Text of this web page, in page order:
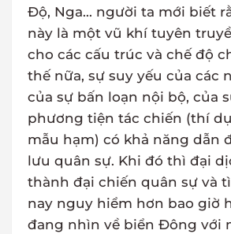
Độ, Nga... người ta mới biết
này là một vũ khí tuyên
cho các cấu trúc và chế độ
thế nữa, sự suy yếu của các
của sự bấn loạn nội bộ, của
phương tiện tác chiến (thí
mẫu hạm) có khả năng dẫn
lưu quân sự. Khi đó thì đại
thành đại chiến quân sự và
nay nguy hiểm hơn bao giờ
đang nhìn về biển Đông với